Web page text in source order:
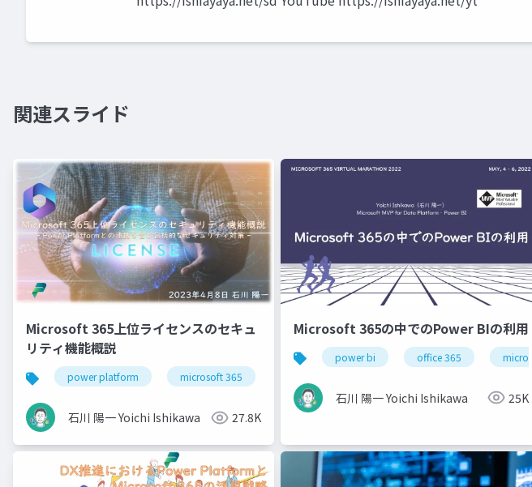
関連スライド
Microsoft 365上位ライセンスのセキュ
リティ機能概説
power platform microsoft 365
石川 陽一 Yoichi Ishikawa 27.8K
Microsoft 365の中でのPower BIの利用
power bi office 365
石川 陽一 Yoichi Ishikawa 25K